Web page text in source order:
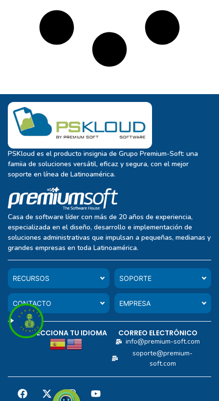
PSKloud es el producto insignia de Grupo Premium-Soft: una
famiia de soluciones versátil, eficaz y segura, con el mejor
soporte en línea de Latinoamérica.
Casa de software líder con más de 20 años de experiencia,
especializada en el diseño, desarrollo e implementación de
soluciones administrativas que impulsan a pequeñas, medianas y
grandes empresas en toda Latinoamérica.
RECURSOS
CONTACTO
SOPORTE
EMPRESA
SELECCIONA TU IDIOMA CORREO ELECTRÓNICO
info@premium-soft.com
soporte@premium-
soft.com